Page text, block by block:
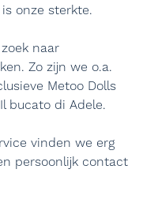
onze sterkte.
naar
Zo zijn we o.a.
Metoo Dolls
bucato di Adele.
vinden we erg
persoonlijk contact